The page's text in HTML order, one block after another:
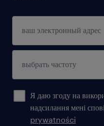
Я даю згоду на
надсилання мені
prywatności